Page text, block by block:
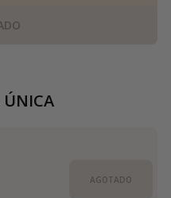
ÚNICA
AGOTADO